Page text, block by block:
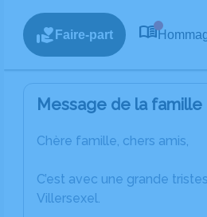
Faire-part
Message de la famille
Chère famille, chers amis,
C’est avec une grande
Villersexel.